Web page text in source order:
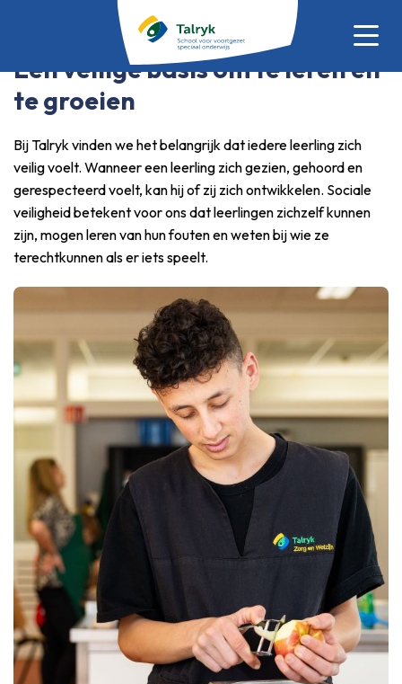
Een veilige basis om te leren en
te groeien
Bij Talryk vinden we het belangrijk dat iedere leerling zich
veilig voelt. Wanneer een leerling zich gezien, gehoord en
gerespecteerd voelt, kan hij of zij zich ontwikkelen. Sociale
veiligheid betekent voor ons dat leerlingen zichzelf kunnen
zijn, mogen leren van hun fouten en weten bij wie ze
terechtkunnen als er iets speelt.